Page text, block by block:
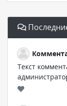
Текст